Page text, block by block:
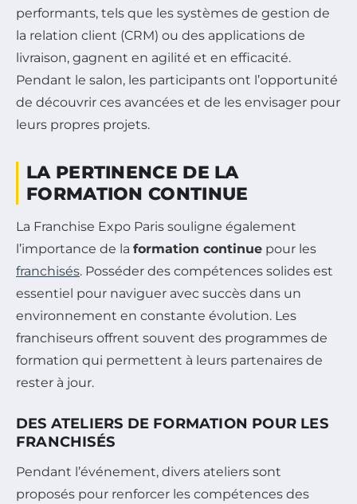
performants, tels que les systèmes de gestion de
la relation client (CRM) ou des applications de
livraison, gagnent en agilité et en efficacité.
Pendant le salon, les participants ont l’opportunité
de découvrir ces avancées et de les envisager pour
leurs propres projets.
LA PERTINENCE DE LA
FORMATION CONTINUE
La Franchise Expo Paris souligne également
l’importance de la formation continue pour les
franchisés. Posséder des compétences solides est
essentiel pour naviguer avec succès dans un
environnement en constante évolution. Les
franchiseurs offrent souvent des programmes de
formation qui permettent à leurs partenaires de
rester à jour.
DES ATELIERS DE FORMATION POUR LES
FRANCHISÉS
Pendant l’événement, divers ateliers sont
proposés pour renforcer les compétences des